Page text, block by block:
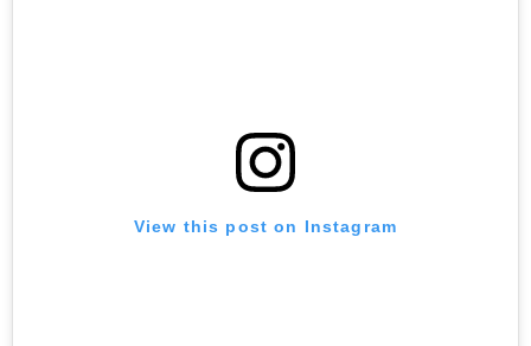
View this post on Instagram